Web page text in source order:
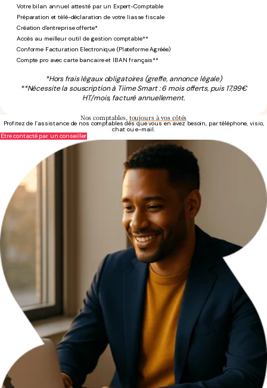
Votre bilan annuel attesté par un Expert-Comptable
Préparation et télé-déclaration de votre liasse fiscale
Création d'entreprise offerte*
Accès au meilleur outil de gestion comptable**
Conforme Facturation Electronique (Plateforme Agréée)
Compte pro avec carte bancaire et IBAN français**
*Hors frais légaux obligatoires (greffe, annonce légale)
**Nécessite la souscription à Tiime Smart : 6 mois offerts, puis 17,99€
HT/mois, facturé annuellement.
Nos comptables, toujours à vos côtés
Profitez de l’assistance de nos comptables dès que vous en avez besoin, par téléphone, visio,
chat ou e-mail.
Être contacté par un conseiller